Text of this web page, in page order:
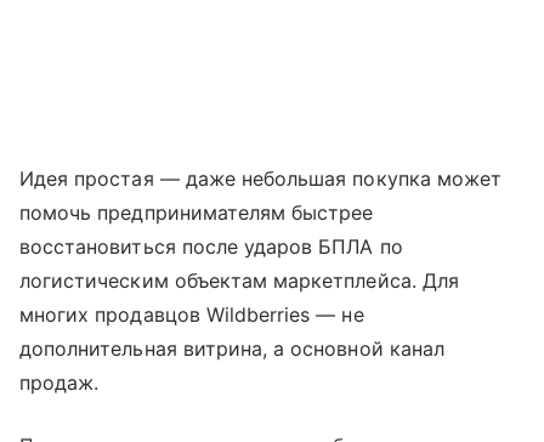
Идея простая — даже небольшая покупка может
помочь предпринимателям быстрее
восстановиться после ударов БПЛА по
логистическим объектам маркетплейса. Для
многих продавцов Wildberries — не
дополнительная витрина, а основной канал
продаж.